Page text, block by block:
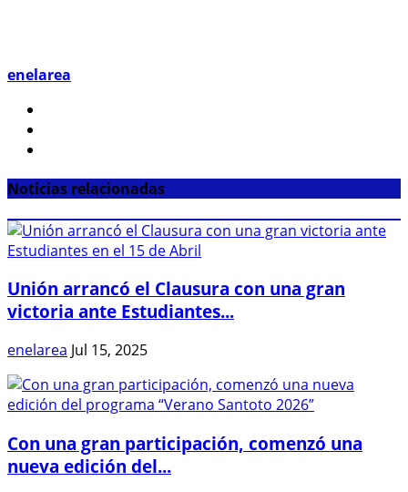
enelarea
Noticias relacionadas
Unión arrancó el Clausura con una gran
victoria ante Estudiantes...
enelarea Jul 15, 2025
Con una gran participación, comenzó una
nueva edición del...